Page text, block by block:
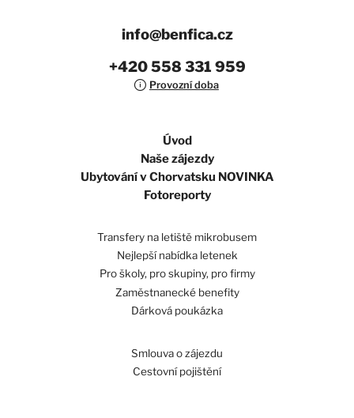
info@benfica.cz
+420 558 331 959
Provozní doba
Úvod
Naše zájezdy
Ubytování v Chorvatsku NOVINKA
Fotoreporty
Transfery na letiště mikrobusem
Nejlepší nabídka letenek
Pro školy, pro skupiny, pro firmy
Zaměstnanecké benefity
Dárková poukázka
Smlouva o zájezdu
Cestovní pojištění